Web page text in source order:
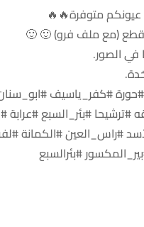
متوفرة🔥🔥
الصور.
#كفر_ياسيف
#بئر_السبع #عرابة
#راس_العين #الكمانة
#بئرالسبع